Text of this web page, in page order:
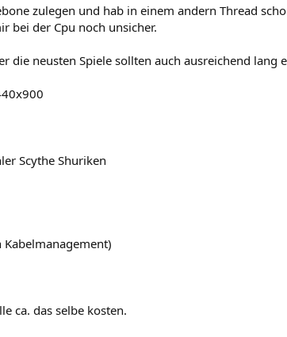
zulegen und hab in einem andern Thread
bei der Cpu noch unsicher.
die neusten Spiele sollten auch ausreichend lang
Scythe Shuriken
ca. das selbe kosten.